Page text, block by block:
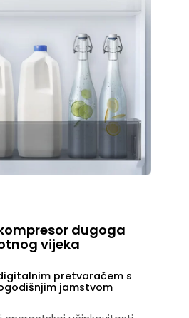
dugoga
vijeka
pretvaračem s
jamstvom